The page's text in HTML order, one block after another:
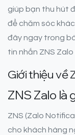
giúp bạn thu hút
để chăm sóc
đây ngay trong
tin nhắn ZNS
Giới thiệu về
ZNS Zalo là
ZNS (Zalo
cho khách hàng